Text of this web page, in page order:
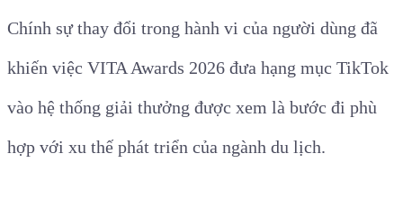
Chính sự thay đổi trong hành vi của người dùng đã
khiến việc VITA Awards 2026 đưa hạng mục TikTok
vào hệ thống giải thưởng được xem là bước đi phù
hợp với xu thế phát triển của ngành du lịch.